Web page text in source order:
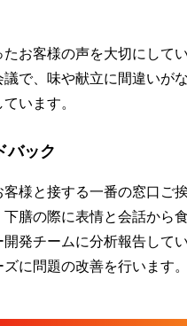
お客様の声を大切にして
で、味や献立に間違いが
います。
バック
様と接する一番の窓口ご挨
膳の際に表情と会話から
発チームに分析報告して
に問題の改善を行います。